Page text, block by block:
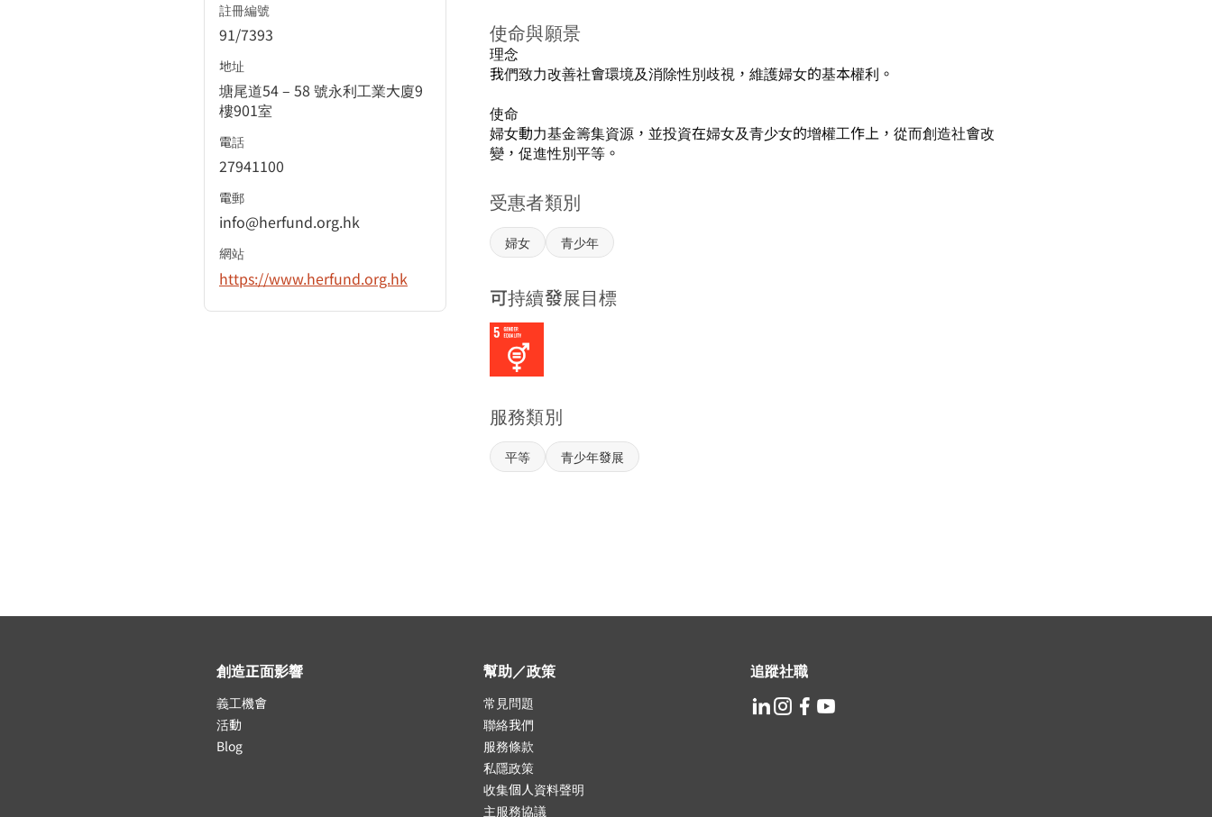
註冊編號
91/7393
地址
塘尾道54 – 58 號永利工業大廈9
樓901室
電話
27941100
電郵
info@herfund.org.hk
網站
https://www.herfund.org.hk
使命與願景
理念
我們致力改善社會環境及消除性別歧視，維護婦女的基本權利。
使命
婦女動力基金籌集資源，並投資在婦女及青少女的增權工作上，從而創造社會改
變，促進性別平等。
受惠者類別
婦女 青少年
可持續發展目標
服務類別
平等 青少年發展
創造正面影響
義工機會
活動
Blog
幫助／政策
常見問題
聯絡我們
服務條款
私隱政策
收集個人資料聲明
主服務協議
追蹤社職